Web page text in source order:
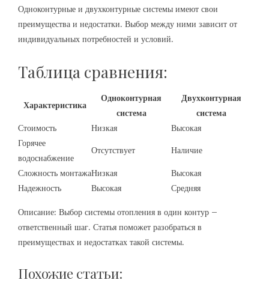
Одноконтурные и двухконтурные системы имеют свои
преимущества и недостатки. Выбор между ними зависит от
индивидуальных потребностей и условий.
Таблица сравнения:
Характеристика
Одноконтурная
система
Двухконтурная
система
Стоимость
Низкая
Высокая
Горячее
водоснабжение
Отсутствует Наличие
Сложность монтажаНизкая
Высокая
Надежность
Высокая Средняя
Описание: Выбор системы отопления в один контур –
ответственный шаг. Статья поможет разобраться в
преимуществах и недостатках такой системы.
Похожие статьи: